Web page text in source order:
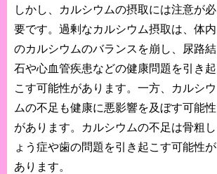
しかし、カルシウムの摂取には注意が必
要です。過剰なカルシウム摂取は、体内
のカルシウムのバランスを崩し、尿路結
石や心血管疾患などの健康問題を引き起
こす可能性があります。一方、カルシウ
ムの不足も健康に悪影響を及ぼす可能性
があります。カルシウムの不足は骨粗し
ょう症や歯の問題を引き起こす可能性が
あります。